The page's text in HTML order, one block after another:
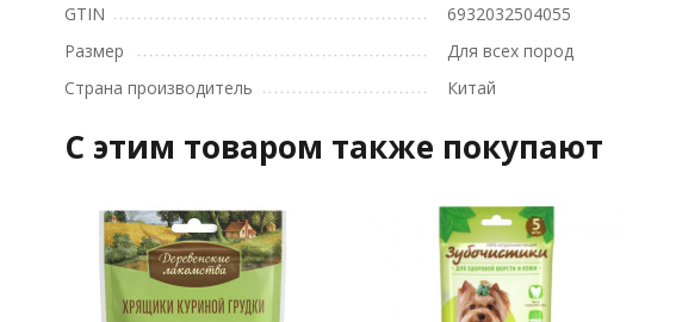
GTIN
6932032504055
Размер
Для всех пород
Страна производитель
Китай
C этим товаром также покупают